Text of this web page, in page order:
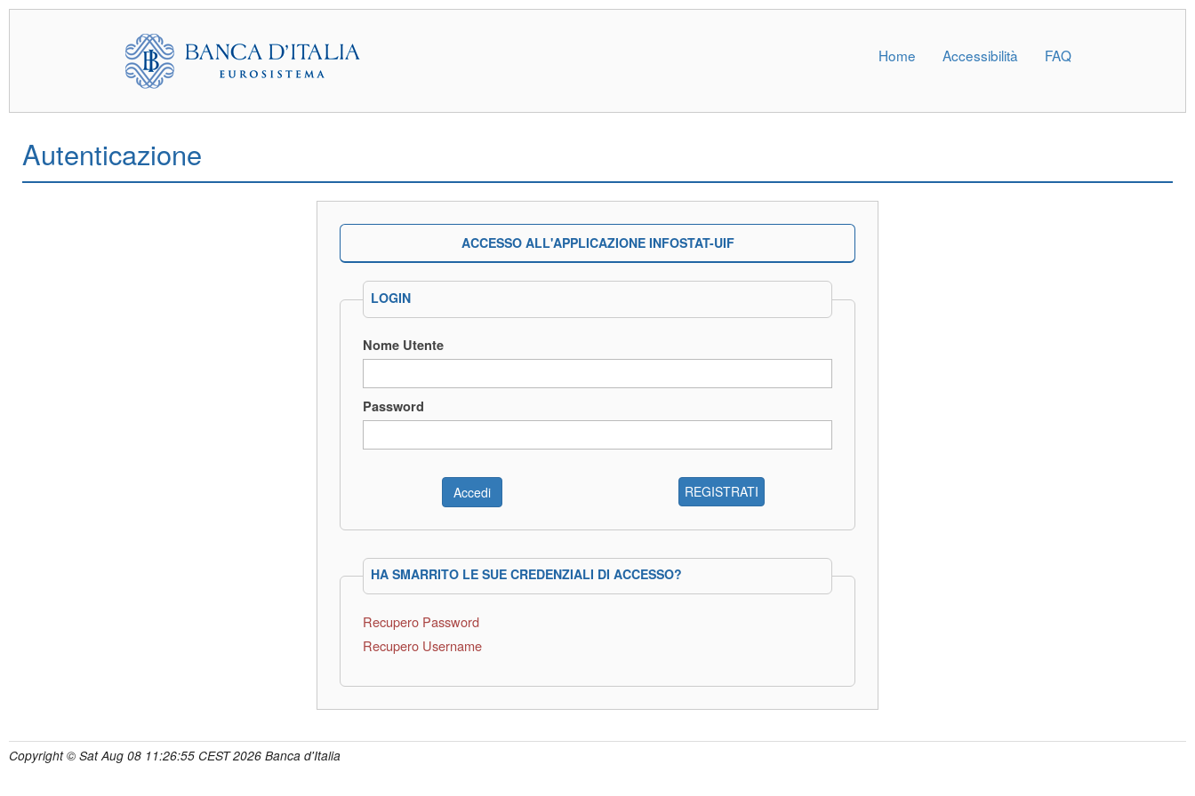
Home Accessibilità FAQ
Autenticazione
ACCESSO ALL'APPLICAZIONE INFOSTAT-UIF
LOGIN
Nome Utente
Password
REGISTRATI
HA SMARRITO LE SUE CREDENZIALI DI ACCESSO?
Recupero Password
Recupero Username
Copyright © Sat Aug 08 11:26:55 CEST 2026 Banca d'Italia